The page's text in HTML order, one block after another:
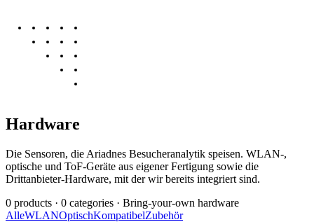
Hardware
Die Sensoren, die Ariadnes Besucheranalytik speisen. WLAN-,
optische und ToF-Geräte aus eigener Fertigung sowie die
Drittanbieter-Hardware, mit der wir bereits integriert sind.
0 products · 0 categories · Bring-your-own hardware
AlleWLANOptischKompatibelZubehör